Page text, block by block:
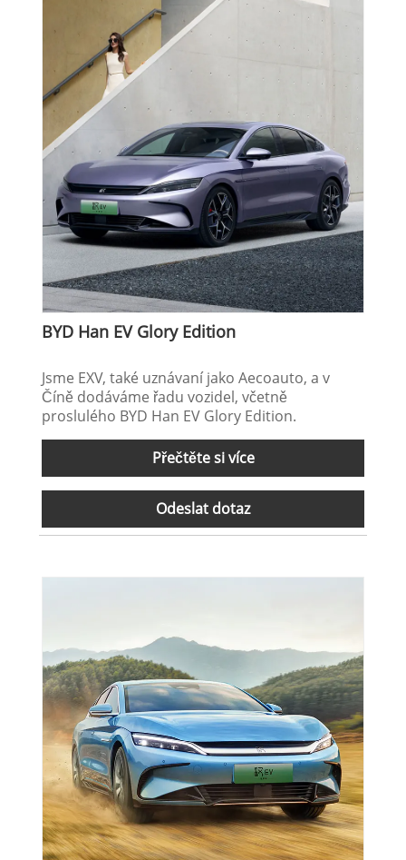
BYD Han EV Glory Edition
Jsme EXV, také uznávaní jako Aecoauto, a v
Číně dodáváme řadu vozidel, včetně
proslulého BYD Han EV Glory Edition.
Přečtěte si více
Odeslat dotaz